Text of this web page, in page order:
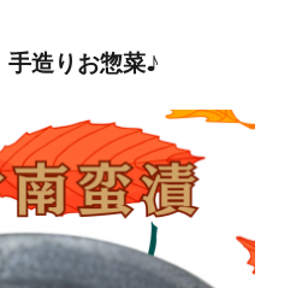
手造りお惣菜♪